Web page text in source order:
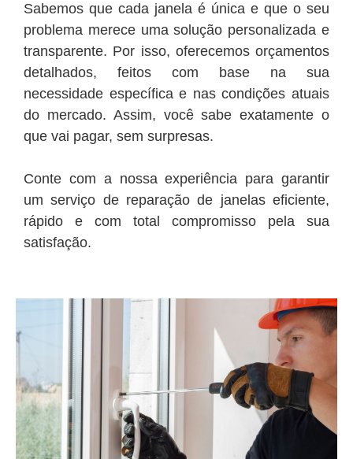
Sabemos que cada janela é única e que o seu
problema merece uma solução personalizada e
transparente. Por isso, oferecemos orçamentos
detalhados, feitos com base na sua
necessidade específica e nas condições atuais
do mercado. Assim, você sabe exatamente o
que vai pagar, sem surpresas.
Conte com a nossa experiência para garantir
um serviço de reparação de janelas eficiente,
rápido e com total compromisso pela sua
satisfação.